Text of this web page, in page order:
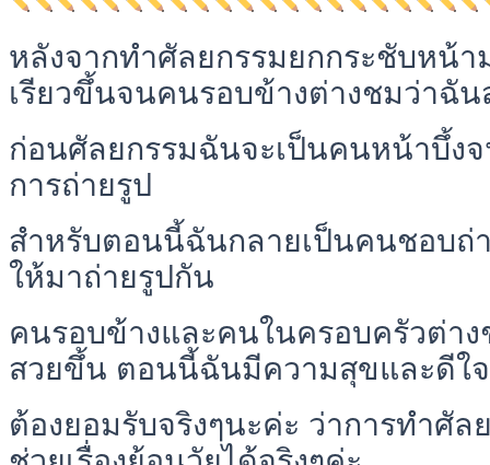
หลังจากทำศัลยกรรมยกกระชับหน้า
เรียวขึ้นจนคนรอบข้างต่างชมว่าฉั
ก่อนศัลยกรรมฉันจะเป็นคนหน้าบึ้ง
การถ่ายรูป
สำหรับตอนนี้ฉันกลายเป็นคนชอบถ่
ให้มาถ่ายรูปกัน
คนรอบข้างและคนในครอบครัวต่า
สวยขึ้น ตอนนี้ฉันมีความสุขและดีใ
ต้องยอมรับจริงๆนะค่ะ ว่าการทำศั